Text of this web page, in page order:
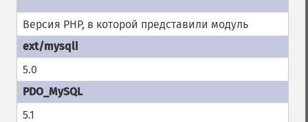
Версия PHP, в которой представили модуль
5.0
5.1